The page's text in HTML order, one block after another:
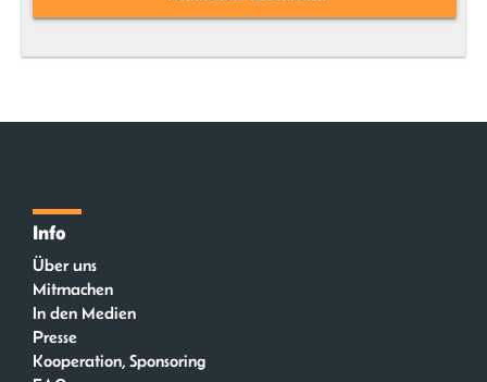
Info
Über uns
Mitmachen
In den Medien
Presse
Kooperation, Sponsoring